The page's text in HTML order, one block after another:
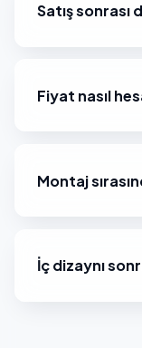
Satış
Fiyat nasıl
Montaj
İç dizaynı